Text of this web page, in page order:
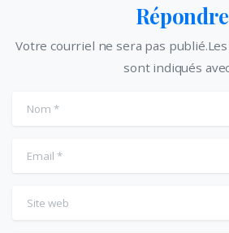
Répondre
Votre courriel ne sera pas
sont indiqués